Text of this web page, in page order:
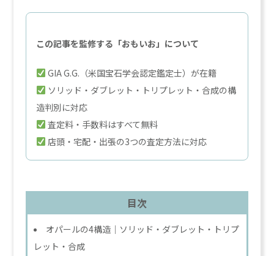
この記事を監修する「おもいお」について
GIA G.G.（米国宝石学会認定鑑定士）が在籍
ソリッド・ダブレット・トリプレット・合成の構
造判別に対応
査定料・手数料はすべて無料
店頭・宅配・出張の3つの査定方法に対応
目次
オパールの4構造｜ソリッド・ダブレット・トリプ
レット・合成